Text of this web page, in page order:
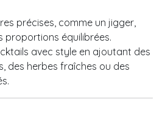
précises, comme un jigger,
proportions équilibrées.
avec style en ajoutant des
des herbes fraîches ou des